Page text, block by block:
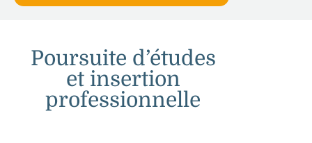
Poursuite d’études
et insertion
professionnelle